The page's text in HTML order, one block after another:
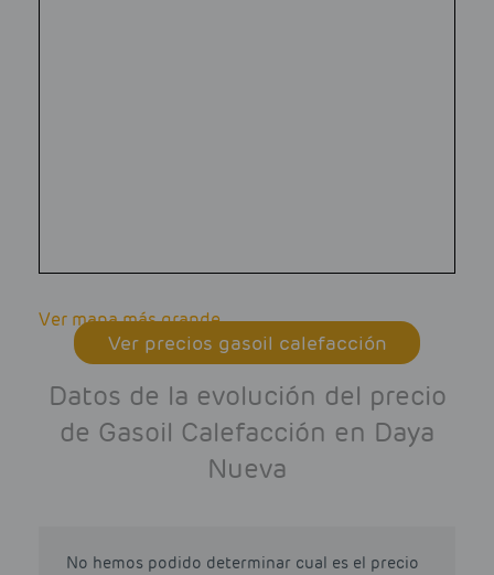
Ver mapa más grande
Ver precios gasoil calefacción
Datos de la evolución del precio
de Gasoil Calefacción en Daya
Nueva
No hemos podido determinar cual es el precio